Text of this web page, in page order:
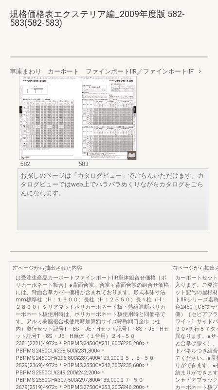
規格価格表エクステリア編_2009年度版 582-
583(582-583)
車庫まわり カーポート ファインポートⅡR／ファインポートⅡF
582
583
お探しのページは「カタログビュー」でごらんいただけます。カ
タログビューではweb上でパラパラめくりながらカタログをごら
んになれます。
左ページから抽出された内容
は受注生産品カーポートファインポートⅡR単体組合せ価格［ポ
リカーボネート板含］●背面合掌、合掌＋背面合掌の組合せ価格
には、背面合掌カバー価格が含まれております。形式本体寸法
mm標準柱（H：１９００）長柱（H：２３５０）長々柱（H：
２８００）クリアマットポリカーボネート板・熱線遮断ポリカ
ーボネート板使用時は、ポリカーボネート板使用時と同価格で
す。アルミ樹脂複合板使用時加算額サイズ呼称間口全巾（柱
内）奥行セット記号T・8S・JE・Hセット記号T・8S・JE・Hセ
ット記号T・8S・JE・H単体（１台用）２４−５０
2381(2221)4972○＊PBPMS2450C¥231,600¥225,200○＊
PBPMS2450CL¥238,500¥231,800○＊
PBPMS2450CH¥296,800¥287,400¥123,200２５．５−５０
2529(2369)4972○＊PBPMS2550C¥242,300¥235,600○＊
PBPMS2550CL¥249,200¥242,200○＊
PBPMS2550CH¥307,500¥297,800¥133,000２７−５０
2679(2519)4972○＊PBPMS2750C¥253,200¥246,200○＊
右ページから抽出
カーポートセッ
入ります。ご発
ット記号の屋根
トⅡRシリーズ名
色2450［CBブラ
側）［セピアブ
ワイト］サイド
３０×奥行５７
異なります。●サ
と合掌は除く）
ドパネルつき組
てください。●長
りができます。
納まりができま
ンセピアブラッ
カーボネート板